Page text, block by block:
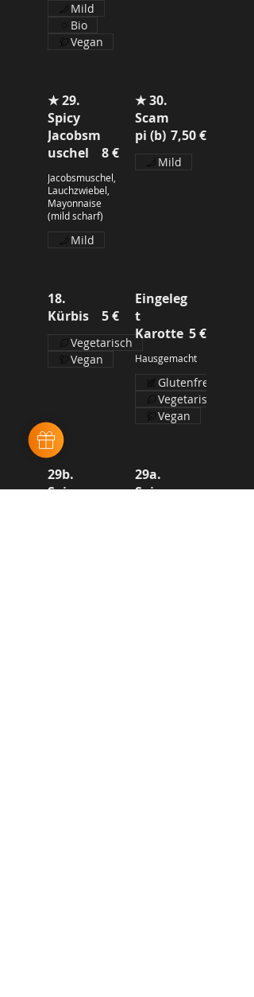
Mild
Bio
Vegan
★ 29.
Spicy
Jacobsm
uschel
Jacobsmuschel,
Lauchzwiebel,
Mayonnaise
(mild scharf)
8 €
Mild
★ 30.
Scam
pi (b) 7,50 €
Mild
18.
Kürbis
5 €
Vegetarisch
Vegan
Eingeleg
t
Karotte
Hausgemacht
5 €
Glutenfrei
Vegetarisch
Vegan
29b.
Spicy
29a.
Spicy